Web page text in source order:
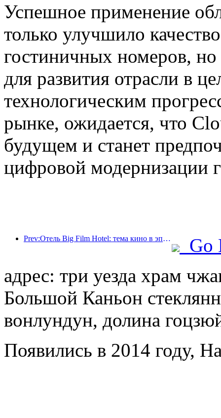
Успешное применение
только улучшило
гостиничных номеров,
для развития отрасли в
технологическим
рынке, ожидается, что
будущем и станет
цифровой модернизации
Prev:Отель Big Film Hotel: тема кино в эпоху цифровых технологий
Go
адрес: три уезда храм
Большой Каньон
вонлундун, долина
Появились в 2014 году,